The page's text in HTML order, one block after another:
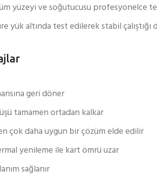
yüzeyi ve soğutucusu profesyonelce
yük altında test edilerek stabil çalıştığı
geri döner
tamamen ortadan kalkar
çok daha uygun bir çözüm elde edilir
yenileme ile kart ömrü uzar
sağlanır